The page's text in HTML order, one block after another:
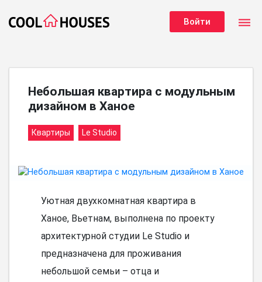
Войти dehaze
Небольшая квартира с модульным
дизайном в Ханое
Квартиры Le Studio
Уютная двухкомнатная квартира в
Ханое, Вьетнам, выполнена по проекту
архитектурной студии Le Studio и
предназначена для проживания
небольшой семьи – отца и